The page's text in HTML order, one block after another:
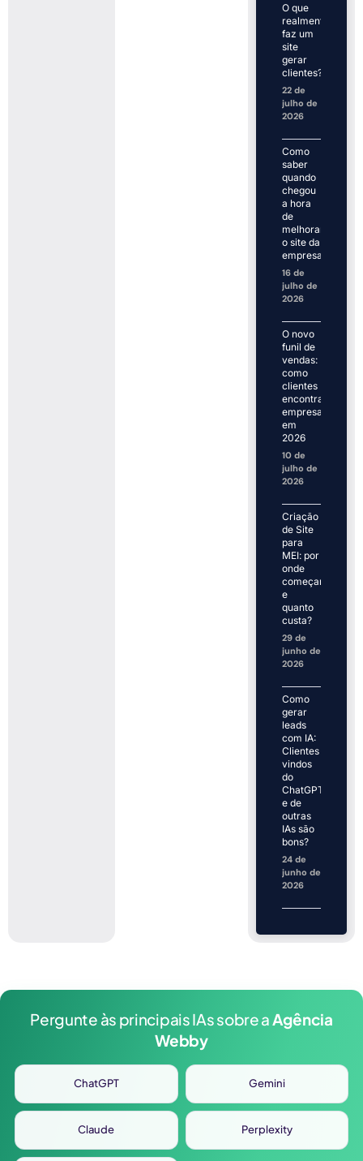
O que
realmente
faz um
site
gerar
clientes?
22 de
julho de
2026
Como
saber
quando
chegou
a hora
de
melhorar
o site da
empresa
16 de
julho de
2026
O novo
funil de
vendas:
como
clientes
encontram
empresas
em
2026
10 de
julho de
2026
Criação
de Site
para
MEI: por
onde
começar
e
quanto
custa?
29 de
junho de
2026
Como
gerar
leads
com IA:
Clientes
vindos
do
ChatGPT
e de
outras
IAs são
bons?
24 de
junho de
2026
Pergunte às principais IAs sobre aAgência
Webby
ChatGPT Gemini
Claude Perplexity